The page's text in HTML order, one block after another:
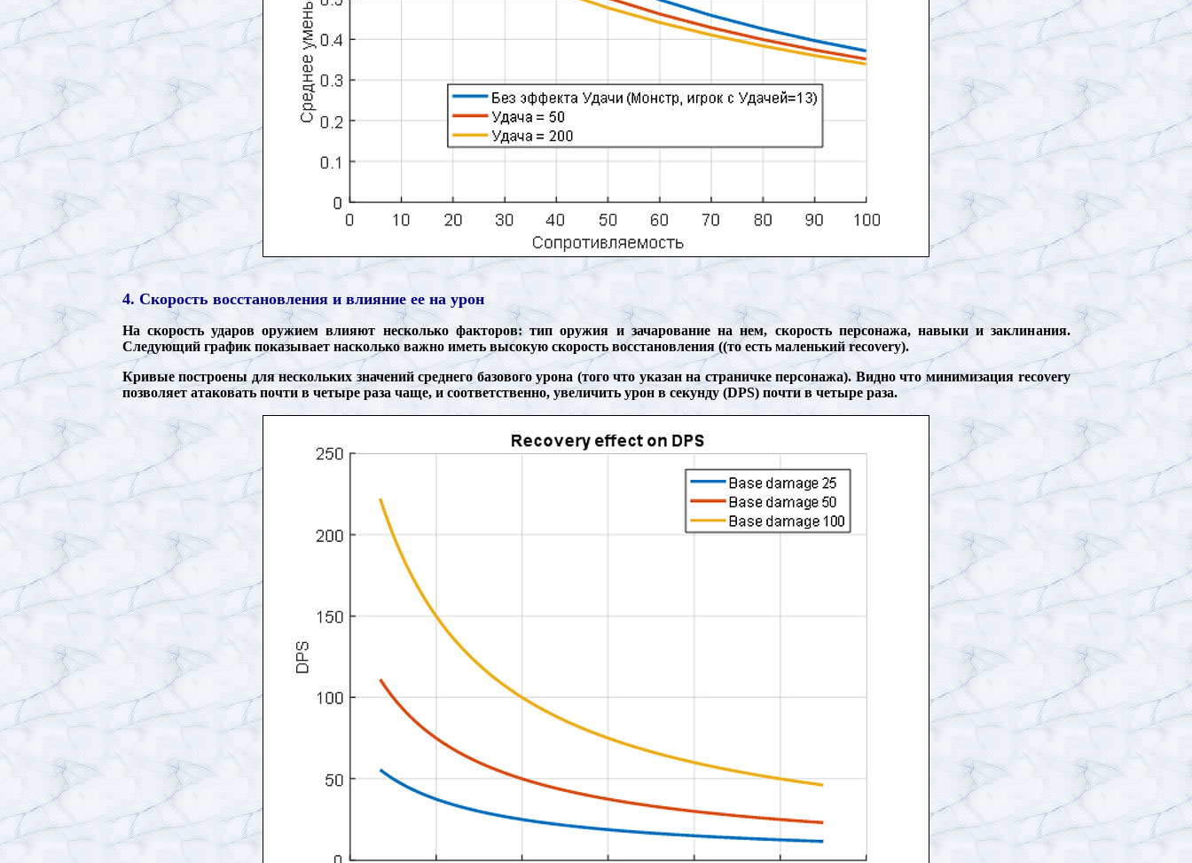
4. Скорость восстановления и влияние ее на урон
На скорость ударов оружием влияют несколько факторов: тип оружия и зачарование на нем, скорость персонажа, навыки и заклинания.
Следующий график показывает насколько важно иметь высокую скорость восстановления ((то есть маленький recovery).
Кривые построены для нескольких значений среднего базового урона (того что указан на страничке персонажа). Видно что минимизация recovery
позволяет атаковать почти в четыре раза чаще, и соответственно, увеличить урон в секунду (DPS) почти в четыре раза.